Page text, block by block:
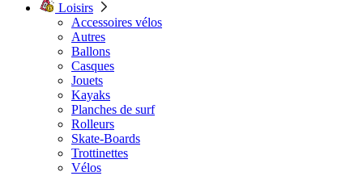
Loisirs
Accessoires vélos
Autres
Ballons
Casques
Jouets
Kayaks
Planches de surf
Rolleurs
Skate-Boards
Trottinettes
Vélos